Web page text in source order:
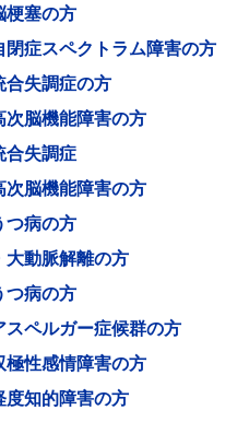
塞の方
症スペクトラム障害の方
失調症の方
脳機能障害の方
失調症
脳機能障害の方
病の方
動脈解離の方
病の方
ペルガー症候群の方
性感情障害の方
知的障害の方